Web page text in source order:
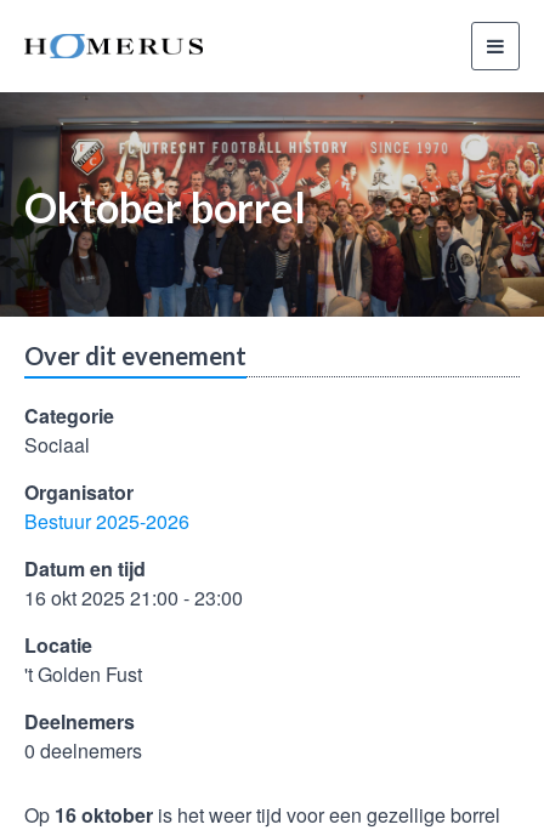
Oktober borrel
Over dit evenement
Categorie
Sociaal
Organisator
Bestuur 2025-2026
Datum en tijd
16 okt 2025 21:00 - 23:00
Locatie
't Golden Fust
Deelnemers
0 deelnemers
Op 16 oktober is het weer tijd voor een gezellige borrel